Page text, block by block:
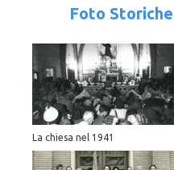
Foto
La chiesa nel 1941